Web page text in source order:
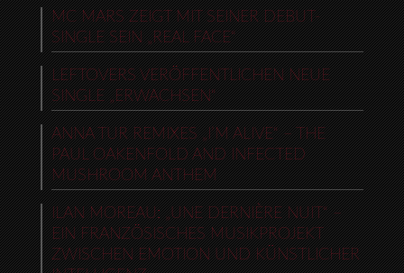
MC MARS ZEIGT MIT SEINER DEBUT-
SINGLE SEIN „REAL FACE“
LEFTOVERS VERÖFFENTLICHEN NEUE
SINGLE „ERWACHSEN“
ANNA TUR REMIXES „I’M ALIVE“ – THE
PAUL OAKENFOLD AND INFECTED
MUSHROOM ANTHEM
ILAN MOREAU: „UNE DERNIÈRE NUIT“ –
EIN FRANZÖSISCHES MUSIKPROJEKT
ZWISCHEN EMOTION UND KÜNSTLICHER